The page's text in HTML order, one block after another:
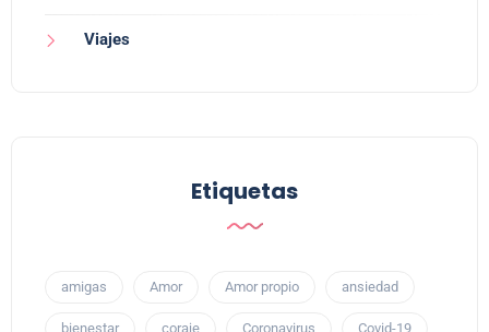
Viajes
Etiquetas
amigas Amor Amor propio ansiedad
bienestar coraje Coronavirus Covid-19